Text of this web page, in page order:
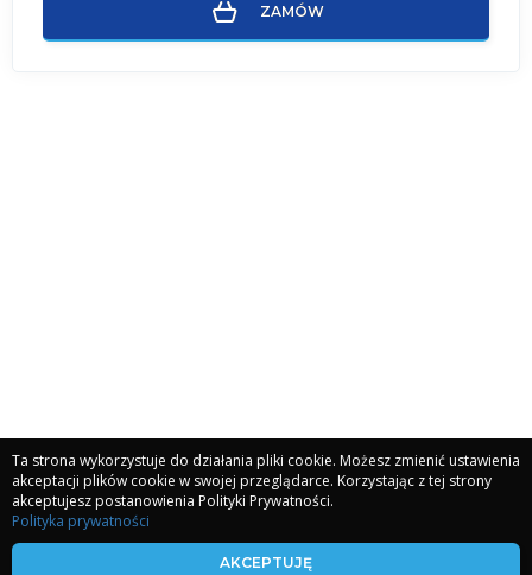
ZAMÓW
kronikiakaszy.com
Ta strona wykorzystuje do działania pliki cookie. Możesz zmienić ustawienia
akceptacji plików cookie w swojej przeglądarce. Korzystając z tej strony
akceptujesz postanowienia Polityki Prywatności.
Polityka prywatności
AKCEPTUJĘ